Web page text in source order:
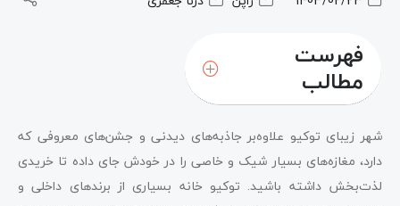
فهرست
مطالب
شهر زیبای توکیو علاوه‌بر جاذبه‌های دیدنی و جشن‌های معروفی که
دارد، مغازه‌های بسیار شیک و خاصی را در خودش جای داده تا خریدی
لذت‌بخش داشته باشید. توکیو خانه بسیاری از برندهای داخلی و